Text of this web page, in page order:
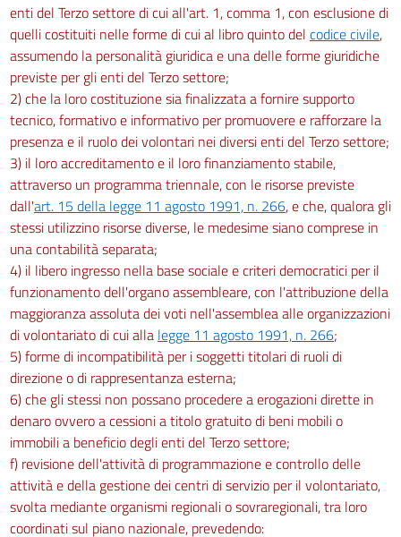
enti del Terzo settore di cui all'art. 1, comma 1, con esclusione di
quelli costituiti nelle forme di cui al libro quinto del codice civile,
assumendo la personalità giuridica e una delle forme giuridiche
previste per gli enti del Terzo settore;
2) che la loro costituzione sia finalizzata a fornire supporto
tecnico, formativo e informativo per promuovere e rafforzare la
presenza e il ruolo dei volontari nei diversi enti del Terzo settore;
3) il loro accreditamento e il loro finanziamento stabile,
attraverso un programma triennale, con le risorse previste
dall'art. 15 della legge 11 agosto 1991, n. 266, e che, qualora gli
stessi utilizzino risorse diverse, le medesime siano comprese in
una contabilità separata;
4) il libero ingresso nella base sociale e criteri democratici per il
funzionamento dell'organo assembleare, con l'attribuzione della
maggioranza assoluta dei voti nell'assemblea alle organizzazioni
di volontariato di cui alla legge 11 agosto 1991, n. 266;
5) forme di incompatibilità per i soggetti titolari di ruoli di
direzione o di rappresentanza esterna;
6) che gli stessi non possano procedere a erogazioni dirette in
denaro ovvero a cessioni a titolo gratuito di beni mobili o
immobili a beneficio degli enti del Terzo settore;
f) revisione dell'attività di programmazione e controllo delle
attività e della gestione dei centri di servizio per il volontariato,
svolta mediante organismi regionali o sovraregionali, tra loro
coordinati sul piano nazionale, prevedendo: